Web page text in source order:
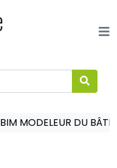
BIM MODELEUR DU